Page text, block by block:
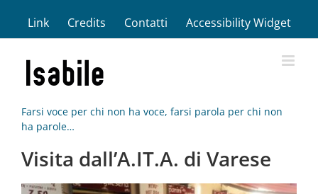
contenuto
Link Credits Contatti Accessibility Widget
Farsi voce per chi non ha voce, farsi parola per chi non
ha parole…
Visita dall’A.IT.A. di Varese